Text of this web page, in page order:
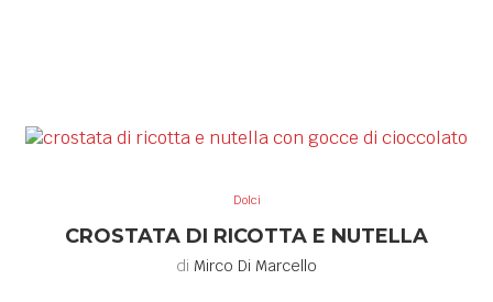
Dolci
CROSTATA DI RICOTTA E NUTELLA
di Mirco Di Marcello